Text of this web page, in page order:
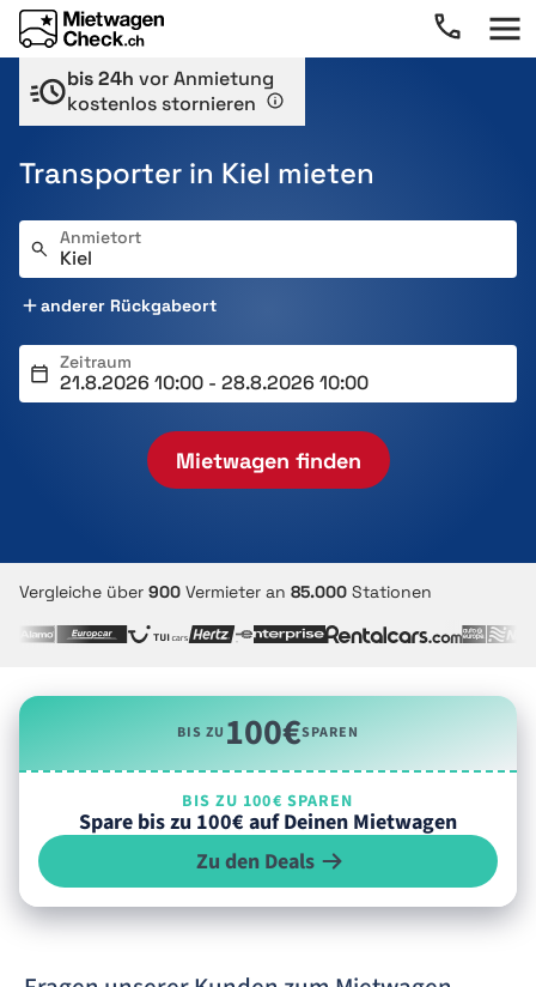
bis 24h vor Anmietung
kostenlos stornieren
Transporter in Kiel mieten
Anmietort
anderer Rückgabeort
Zeitraum
Mietwagen finden
Vergleiche über 900 Vermieter an 85.000 Stationen
BIS ZU100€SPAREN
BIS ZU 100€ SPAREN
Spare bis zu 100€ auf Deinen Mietwagen
Zu den Deals